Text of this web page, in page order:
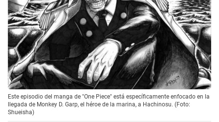
Este episodio del manga de "One Piece" está específicamente enfocado en la
llegada de Monkey D. Garp, el héroe de la marina, a Hachinosu. (Foto:
Shueisha)